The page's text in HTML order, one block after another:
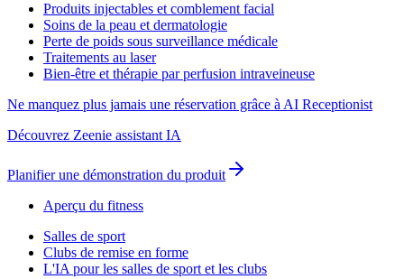
Produits injectables et comblement facial
Soins de la peau et dermatologie
Perte de poids sous surveillance médicale
Traitements au laser
Bien-être et thérapie par perfusion intraveineuse
Ne manquez plus jamais une réservation grâce à AI Receptionist
Découvrez Zeenie assistant IA
Planifier une démonstration du produit
Aperçu du fitness
Salles de sport
Clubs de remise en forme
L'IA pour les salles de sport et les clubs